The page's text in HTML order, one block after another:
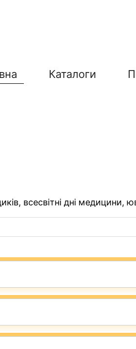
Каталоги
всесвітні дні медицини,